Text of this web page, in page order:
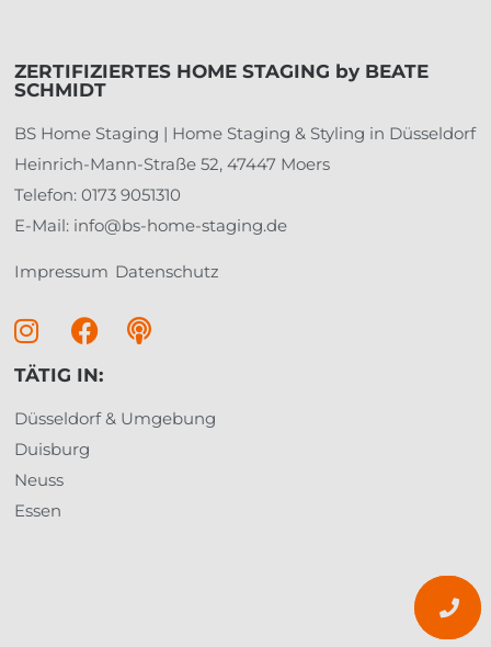
ZERTIFIZIERTES HOME STAGING by BEATE
SCHMIDT
BS Home Staging | Home Staging & Styling in Düsseldorf
Heinrich-Mann-Straße 52, 47447 Moers
Telefon: 0173 9051310
E-Mail: info@bs-home-staging.de
Impressum Datenschutz
TÄTIG IN:
Düsseldorf & Umgebung
Duisburg
Neuss
Essen